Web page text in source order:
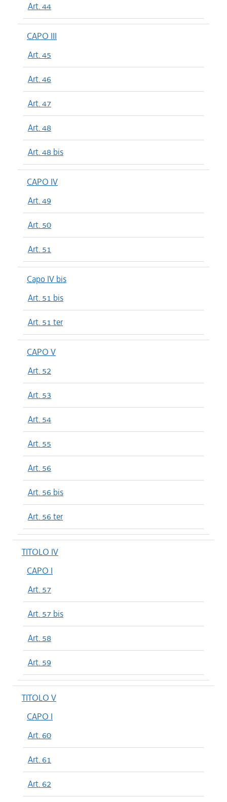
Art. 44
CAPO III
Art. 45
Art. 46
Art. 47
Art. 48
Art. 48 bis
CAPO IV
Art. 49
Art. 50
Art. 51
Capo IV bis
Art. 51 bis
Art. 51 ter
CAPO V
Art. 52
Art. 53
Art. 54
Art. 55
Art. 56
Art. 56 bis
Art. 56 ter
TITOLO IV
CAPO I
Art. 57
Art. 57 bis
Art. 58
Art. 59
TITOLO V
CAPO I
Art. 60
Art. 61
Art. 62